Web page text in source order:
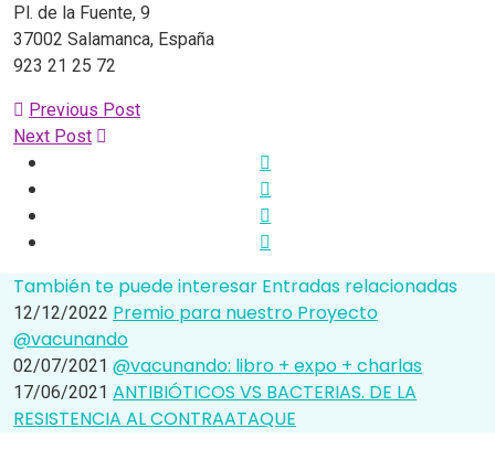
Pl. de la Fuente, 9
37002 Salamanca, España
923 21 25 72
Previous Post
Next Post
También te puede interesar Entradas relacionadas
12/12/2022 Premio para nuestro Proyecto
@vacunando
02/07/2021 @vacunando: libro + expo + charlas
17/06/2021 ANTIBIÓTICOS VS BACTERIAS. DE LA
RESISTENCIA AL CONTRAATAQUE